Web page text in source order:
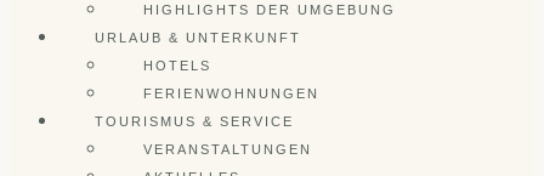
HIGHLIGHTS DER UMGEBUNG
URLAUB & UNTERKUNFT
HOTELS
FERIENWOHNUNGEN
TOURISMUS & SERVICE
VERANSTALTUNGEN